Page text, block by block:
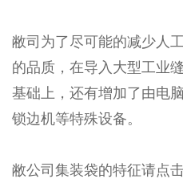
敝司为了尽可能的减少人
的品质，在导入大型工业
基础上，还有增加了由电
锁边机等特殊设备。
敝公司集装袋的特征请点